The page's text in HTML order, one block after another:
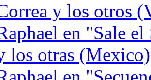
y los otros
en "Sale
los otras (Mexico)